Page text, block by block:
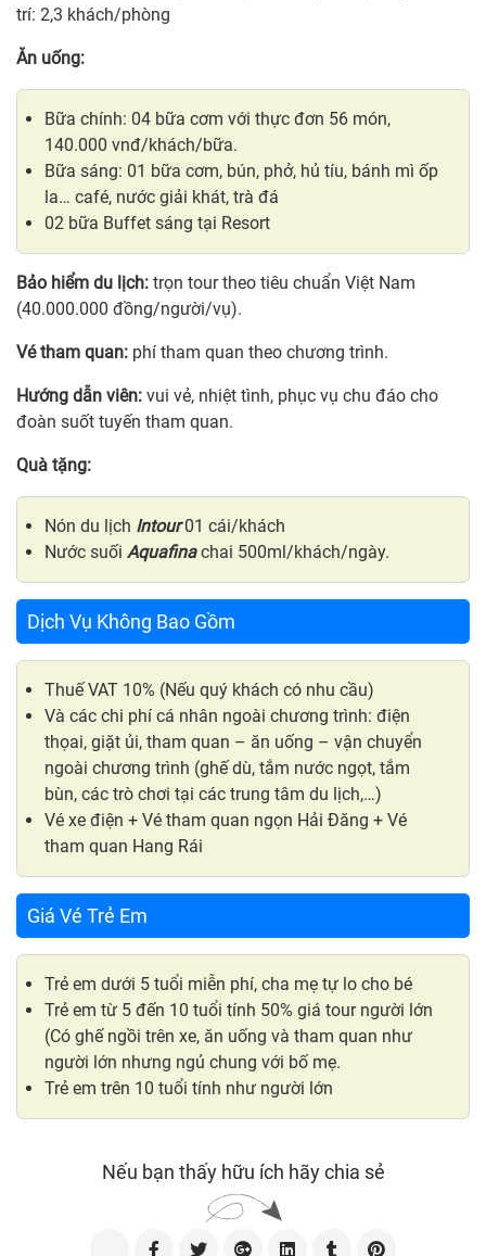
trí: 2,3 khách/phòng
Ăn uống:
Bữa chính: 04 bữa cơm với thực đơn 56 món,
140.000 vnđ/khách/bữa.
Bữa sáng: 01 bữa cơm, bún, phở, hủ tíu, bánh mì ốp
la… café, nước giải khát, trà đá
02 bữa Buffet sáng tại Resort
Bảo hiểm du lịch: trọn tour theo tiêu chuẩn Việt Nam
(40.000.000 đồng/người/vụ).
Vé tham quan: phí tham quan theo chương trình.
Hướng dẫn viên: vui vẻ, nhiệt tình, phục vụ chu đáo cho
đoàn suốt tuyến tham quan.
Quà tặng:
Nón du lịch Intour01 cái/khách
Nước suối Aquafinachai 500ml/khách/ngày.
Dịch Vụ Không Bao Gồm
Thuế VAT 10% (Nếu quý khách có nhu cầu)
Và các chi phí cá nhân ngoài chương trình: điện
thọai, giặt ủi, tham quan – ăn uống – vận chuyển
ngoài chương trình (ghế dù, tắm nước ngọt, tắm
bùn, các trò chơi tại các trung tâm du lịch,…)
Vé xe điện + Vé tham quan ngọn Hải Đăng + Vé
tham quan Hang Rái
Giá Vé Trẻ Em
Trẻ em dưới 5 tuổi miễn phí, cha mẹ tự lo cho bé
Trẻ em từ 5 đến 10 tuổi tính 50% giá tour người lớn
(Có ghế ngồi trên xe, ăn uống và tham quan như
người lớn nhưng ngủ chung với bố mẹ.
Trẻ em trên 10 tuổi tính như người lớn
Nếu bạn thấy hữu ích hãy chia sẻ